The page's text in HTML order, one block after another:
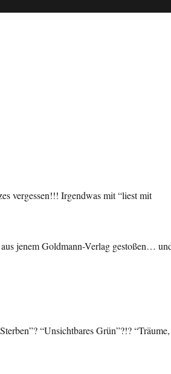
vergessen!!! Irgendwas mit “liest mit
jenem Goldmann-Verlag gestoßen…
“Unsichtbares Grün”?!? “Träume,